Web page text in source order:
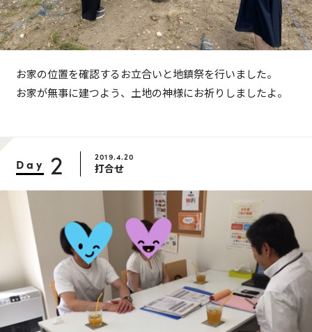
お家の位置を確認するお立合いと地鎮祭を行いました。
お家が無事に建つよう、土地の神様にお祈りしましたよ。
Day 2 2019.4.20
打合せ